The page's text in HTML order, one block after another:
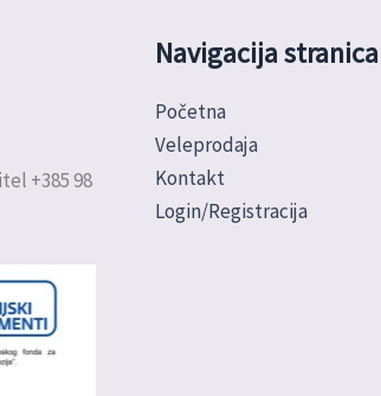
+385 98
Navigacija stranica
Početna
Veleprodaja
Kontakt
Login/Registracija